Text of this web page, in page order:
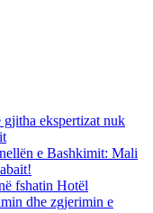
ekspertizat nuk
e Bashkimit: Mali
fshatin Hotël
dhe zgjerimin e